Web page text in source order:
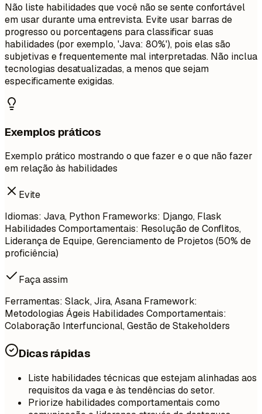
Não liste habilidades que você não se sente confortável
em usar durante uma entrevista. Evite usar barras de
progresso ou porcentagens para classificar suas
habilidades (por exemplo, 'Java: 80%'), pois elas são
subjetivas e frequentemente mal interpretadas. Não inclua
tecnologias desatualizadas, a menos que sejam
especificamente exigidas.
Exemplos práticos
Exemplo prático mostrando o que fazer e o que não fazer
em relação às habilidades
Evite
Idiomas: Java, Python Frameworks: Django, Flask
Habilidades Comportamentais: Resolução de Conflitos,
Liderança de Equipe, Gerenciamento de Projetos (50% de
proficiência)
Faça assim
Ferramentas: Slack, Jira, Asana Framework:
Metodologias Ágeis Habilidades Comportamentais:
Colaboração Interfuncional, Gestão de Stakeholders
Dicas rápidas
Liste habilidades técnicas que estejam alinhadas aos
requisitos da vaga e às tendências do setor.
Priorize habilidades comportamentais como